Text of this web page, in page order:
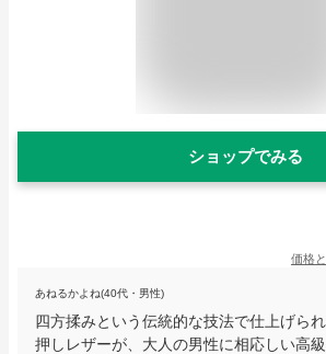
ショップでみる
価格
あねるかよね(40代・男性)
四方揉みという伝統的な技法で仕上げら
押しレザーが、大人の男性に相応しい高級